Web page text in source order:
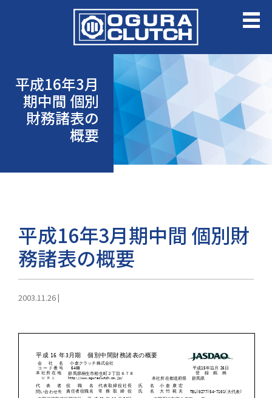
平成16年3月
期中間 個別
財務諸表の
概要
平成16年3月期中間 個別財
務諸表の概要
2003.11.26|